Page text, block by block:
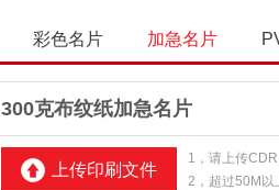
彩色名片 加急名片
300克布纹纸加急名片
上传印刷文件
1，请上传
2，超过50M以